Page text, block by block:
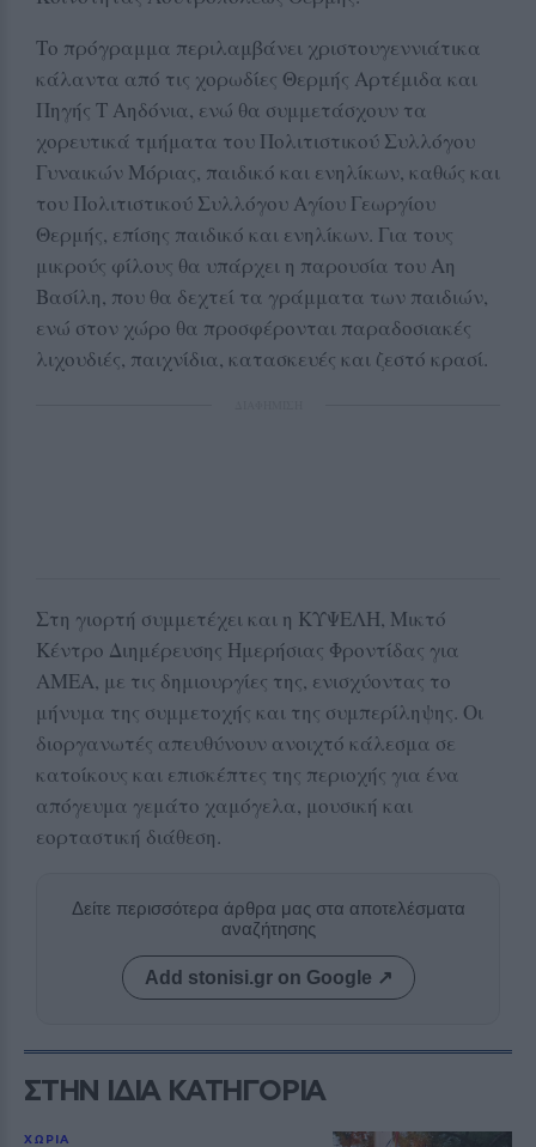
Το πρόγραμμα περιλαμβάνει χριστουγεννιάτικα
κάλαντα από τις χορωδίες Θερμής Αρτέμιδα και
Πηγής Τ Αηδόνια, ενώ θα συμμετάσχουν τα
χορευτικά τμήματα του Πολιτιστικού Συλλόγου
Γυναικών Μόριας, παιδικό και ενηλίκων, καθώς και
του Πολιτιστικού Συλλόγου Αγίου Γεωργίου
Θερμής, επίσης παιδικό και ενηλίκων. Για τους
μικρούς φίλους θα υπάρχει η παρουσία του Αη
Βασίλη, που θα δεχτεί τα γράμματα των παιδιών,
ενώ στον χώρο θα προσφέρονται παραδοσιακές
λιχουδιές, παιχνίδια, κατασκευές και ζεστό κρασί.
Στη γιορτή συμμετέχει και η ΚΥΨΕΛΗ, Μικτό
Κέντρο Διημέρευσης Ημερήσιας Φροντίδας για
ΑΜΕΑ, με τις δημιουργίες της, ενισχύοντας το
μήνυμα της συμμετοχής και της συμπερίληψης. Οι
διοργανωτές απευθύνουν ανοιχτό κάλεσμα σε
κατοίκους και επισκέπτες της περιοχής για ένα
απόγευμα γεμάτο χαμόγελα, μουσική και
εορταστική διάθεση.
Δείτε περισσότερα άρθρα μας στα αποτελέσματα
αναζήτησης
Add stonisi.gr on Google ↗
ΣΤΗΝ ΙΔΙΑ ΚΑΤΗΓΟΡΙΑ
ΧΩΡΙΑ